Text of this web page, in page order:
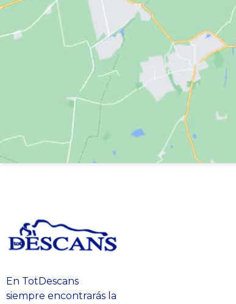
En TotDescans
siempre encontrarás la